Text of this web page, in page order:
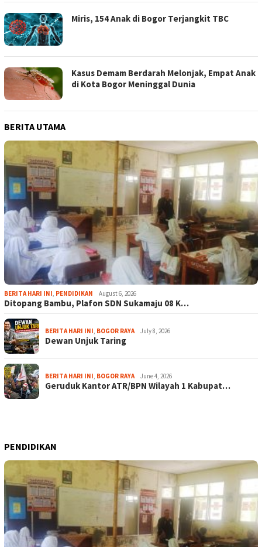
Miris, 154 Anak di Bogor Terjangkit TBC
Kasus Demam Berdarah Melonjak, Empat Anak
di Kota Bogor Meninggal Dunia
BERITA UTAMA
BERITA HARI INI, PENDIDIKAN August 6, 2026
Ditopang Bambu, Plafon SDN Sukamaju 08 K…
BERITA HARI INI, BOGOR RAYA July 8, 2026
Dewan Unjuk Taring
BERITA HARI INI, BOGOR RAYA June 4, 2026
Geruduk Kantor ATR/BPN Wilayah 1 Kabupat…
PENDIDIKAN